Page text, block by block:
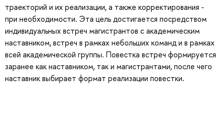
траекторий и их реализации, а также корректирования -
при необходимости. Эта цель достигается посредством
индивидуальных встреч магистрантов с академическим
наставником, встреч в рамках небольших команд и в рамках
всей академической группы. Повестка встреч формируется
заранее как наставником, так и магистрантами, после чего
наставник выбирает формат реализации повестки.